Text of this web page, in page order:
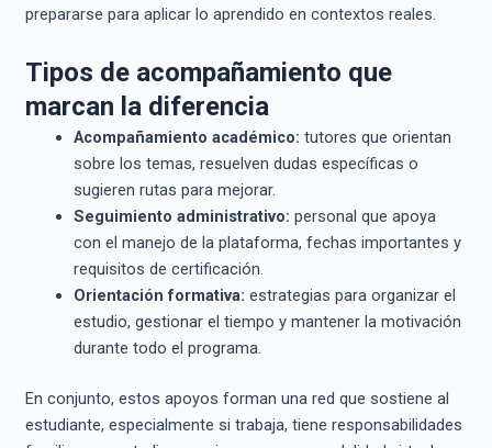
prepararse para aplicar lo aprendido en contextos reales.
Tipos de acompañamiento que
marcan la diferencia
Acompañamiento académico: tutores que orientan
sobre los temas, resuelven dudas específicas o
sugieren rutas para mejorar.
Seguimiento administrativo: personal que apoya
con el manejo de la plataforma, fechas importantes y
requisitos de certificación.
Orientación formativa: estrategias para organizar el
estudio, gestionar el tiempo y mantener la motivación
durante todo el programa.
En conjunto, estos apoyos forman una red que sostiene al
estudiante, especialmente si trabaja, tiene responsabilidades